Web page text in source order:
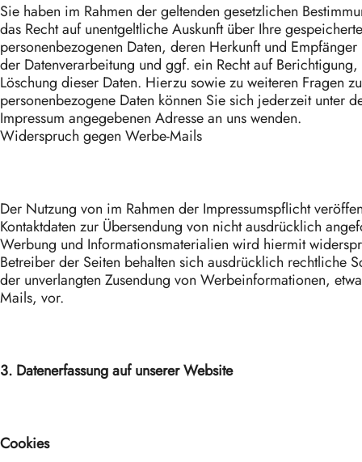
Sie haben im Rahmen der geltenden gesetzlichen
das Recht auf unentgeltliche Auskunft über Ihre
personenbezogenen Daten, deren Herkunft und
der Datenverarbeitung und ggf. ein Recht auf
Löschung dieser Daten. Hierzu sowie zu weiteren Fragen
personenbezogene Daten können Sie sich jederzeit unter
Impressum angegebenen Adresse an uns wenden.
Widerspruch gegen Werbe-Mails
Der Nutzung von im Rahmen der Impressumspflicht
Kontaktdaten zur Übersendung von nicht ausdrücklich
Werbung und Informationsmaterialien wird hiermit
Betreiber der Seiten behalten sich ausdrücklich rechtliche
der unverlangten Zusendung von Werbeinformationen,
Mails, vor.
3. Datenerfassung auf unserer Website
Cookies